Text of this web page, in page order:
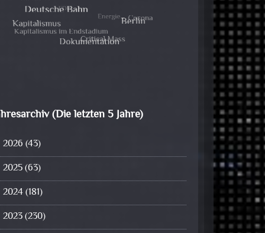
(Die letzten 5 Jahre)
2026 (43)
2025(63)
2024(181)
2023(230)